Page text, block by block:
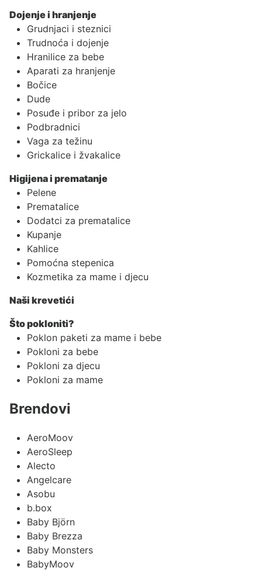
Dojenje i hranjenje
Grudnjaci i steznici
Trudnoća i dojenje
Hranilice za bebe
Aparati za hranjenje
Bočice
Dude
Posuđe i pribor za jelo
Podbradnici
Vaga za težinu
Grickalice i žvakalice
Higijena i prematanje
Pelene
Prematalice
Dodatci za prematalice
Kupanje
Kahlice
Pomoćna stepenica
Kozmetika za mame i djecu
Naši krevetići
Što pokloniti?
Poklon paketi za mame i bebe
Pokloni za bebe
Pokloni za djecu
Pokloni za mame
Brendovi
AeroMoov
AeroSleep
Alecto
Angelcare
Asobu
b.box
Baby Björn
Baby Brezza
Baby Monsters
BabyMoov